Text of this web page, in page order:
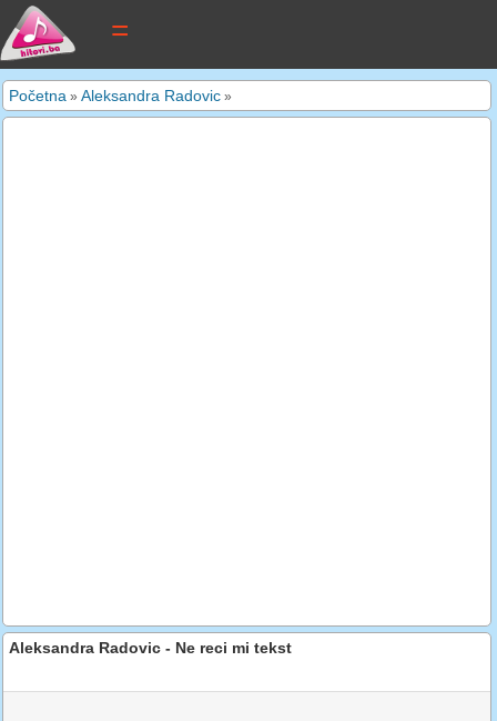
tekstovi pjesama
Početna » Aleksandra Radovic »
Aleksandra Radovic - Ne reci mi tekst